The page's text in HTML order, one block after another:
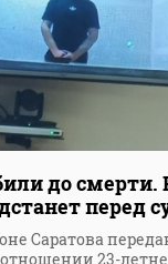
до смерти.
перед
Саратова
23-